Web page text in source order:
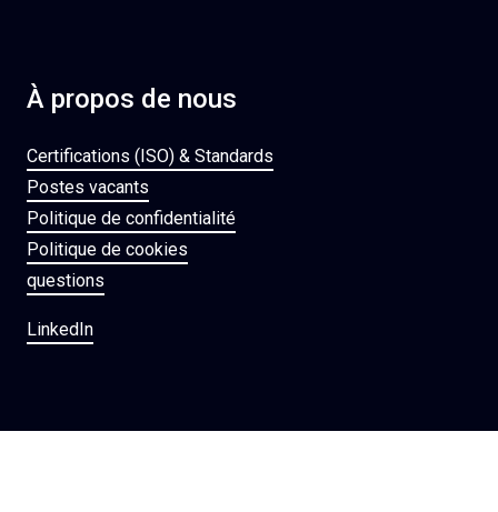
À propos de nous
Certifications (ISO) & Standards
Postes vacants
Politique de confidentialité
Politique de cookies
questions
LinkedIn